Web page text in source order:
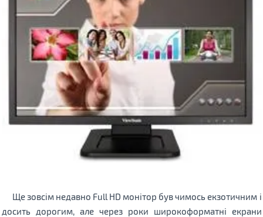
Ще зовсім недавно Full HD монітор був чимось екзотичним і
досить дорогим, але через роки широкоформатні екрани